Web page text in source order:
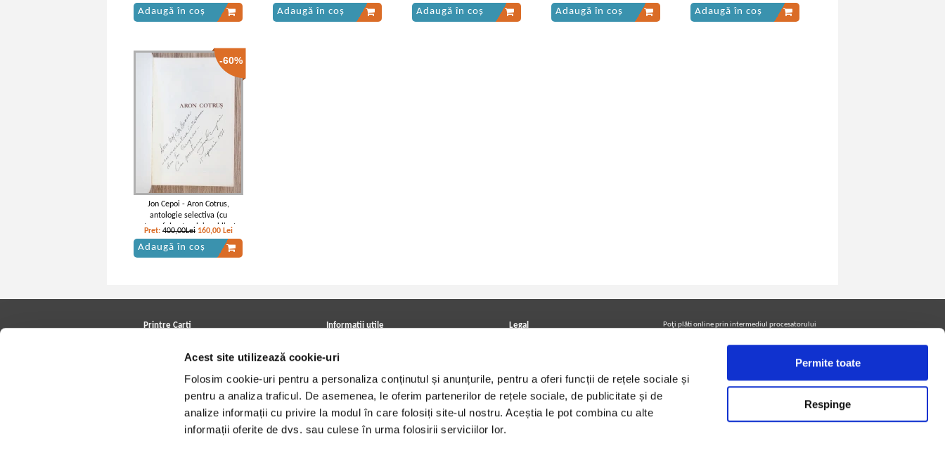
Acest site utilizează cookie-uri
Folosim cookie-uri pentru a personaliza conținutul și anunțurile, pentru a oferi funcții de rețele sociale și
pentru a analiza traficul. De asemenea, le oferim partenerilor de rețele sociale, de publicitate și de
analize informații cu privire la modul în care folosiți site-ul nostru. Aceștia le pot combina cu alte
informații oferite de dvs. sau culese în urma folosirii serviciilor lor.
Permite toate
Respinge
Adaugă în coș Adaugă în coș Adaugă în coș Adaugă în coș Adaugă în coș
-60%
Jon Cepoi - Aron Cotrus,
antologie selectiva (cu
autograful autorului, publicata
in California, 1988)
Pret: 400,00Lei 160,00 Lei
Adaugă în coș
Printre Carti
Cele mai căutate cărți
Blog Printre Carti
Cărţi sub 5 lei
Cărţi sub 8 lei
Informatii utile
Achizitii viniluri, casete, CD/DVD
Cum cumpar?
Politica de livrare
Retur comenzi
Angajari - Cariere
Legal
Termeni si conditii
Utilizare cookie-uri
Poţi plăti online prin intermediul procesatorului
Urmăreşte-ne pe facebook pentru a fi la curent cu